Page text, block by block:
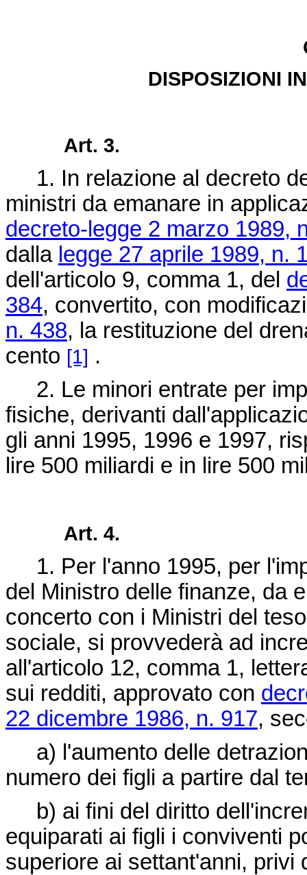
DISPOSIZIONI
Art. 3.
1. In relazione al decreto
ministri da emanare in
decreto-legge 2 marzo 1989,
dalla legge 27 aprile 1989, n.
dell'articolo 9, comma 1, del
384, convertito, con
n. 438, la restituzione del
cento [1] .
2. Le minori entrate per
fisiche, derivanti
gli anni 1995, 1996 e 1997,
lire 500 miliardi e in lire 500
Art. 4.
1. Per l'anno 1995, per
del Ministro delle finanze, da
concerto con i Ministri del
sociale, si provvederà ad
all'articolo 12, comma 1,
sui redditi, approvato con
22 dicembre 1986, n. 917,
a) l'aumento delle
numero dei figli a partire dal
b) ai fini del diritto
equiparati ai figli i conviventi
superiore ai settant'anni, privi